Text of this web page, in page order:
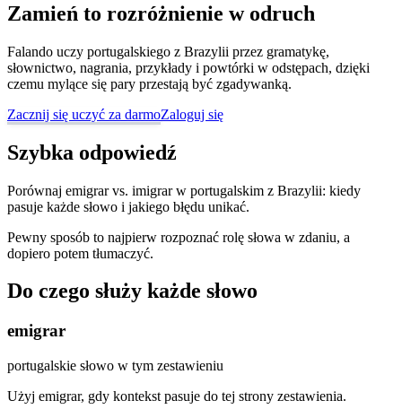
Zamień to rozróżnienie w odruch
Falando uczy portugalskiego z Brazylii przez gramatykę,
słownictwo, nagrania, przykłady i powtórki w odstępach, dzięki
czemu mylące się pary przestają być zgadywanką.
Zacznij się uczyć za darmoZaloguj się
Szybka odpowiedź
Porównaj emigrar vs. imigrar w portugalskim z Brazylii: kiedy
pasuje każde słowo i jakiego błędu unikać.
Pewny sposób to najpierw rozpoznać rolę słowa w zdaniu, a
dopiero potem tłumaczyć.
Do czego służy każde słowo
emigrar
portugalskie słowo w tym zestawieniu
Użyj emigrar, gdy kontekst pasuje do tej strony zestawienia.